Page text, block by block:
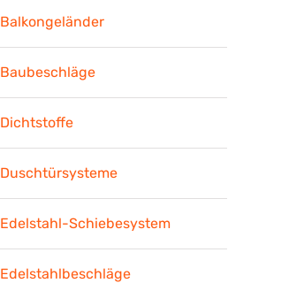
Balkongeländer
Baubeschläge
Dichtstoffe
Duschtürsysteme
Edelstahl-Schiebesystem
Edelstahlbeschläge